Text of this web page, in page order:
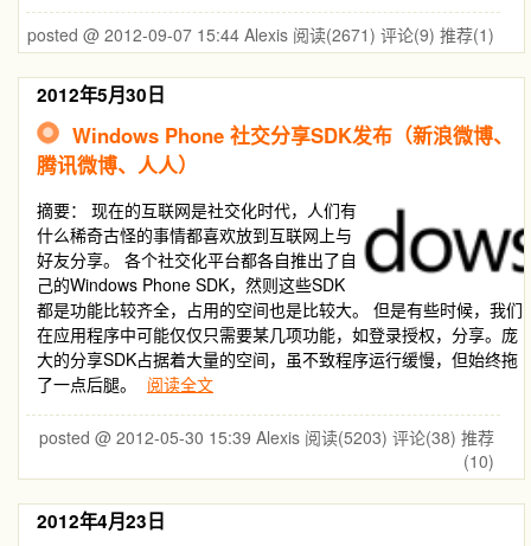
posted @ 2012-09-07 15:44 Alexis 阅读(2671) 评论(9) 推荐(1)
2012年5月30日
Windows Phone 社交分享SDK发布（新浪微博、
腾讯微博、人人）
摘要： 现在的互联网是社交化时代，人们有
什么稀奇古怪的事情都喜欢放到互联网上与
好友分享。 各个社交化平台都各自推出了自
己的Windows Phone SDK，然则这些SDK
都是功能比较齐全，占用的空间也是比较大。 但是有些时候，我们
在应用程序中可能仅仅只需要某几项功能，如登录授权，分享。庞
大的分享SDK占据着大量的空间，虽不致程序运行缓慢，但始终拖
了一点后腿。
阅读全文
posted @ 2012-05-30 15:39 Alexis 阅读(5203) 评论(38) 推荐
(10)
2012年4月23日